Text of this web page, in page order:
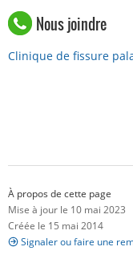
Nous joindre
Clinique de fissure
À propos de cette page
Mise à jour le 10 mai 2023
Créée le 15 mai 2014
Signaler ou faire une